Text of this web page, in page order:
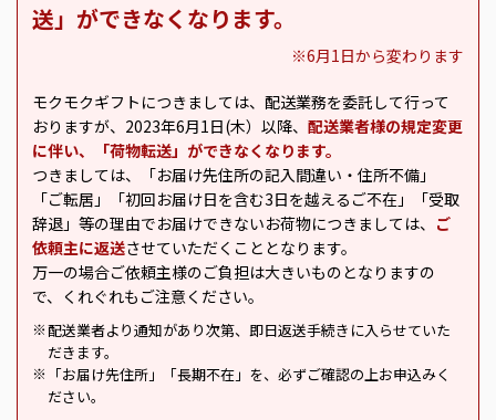
送」ができなくなります。
※6月1日から変わります
モクモクギフトにつきましては、配送業務を委託して行って
おりますが、2023年6月1日(木）以降、 配送業者様の規定変更
に伴い、「荷物転送」ができなくなります。
つきましては、「お届け先住所の記入間違い・住所不備」
「ご転居」「初回お届け日を含む3日を越えるご不在」「受取
辞退」等の理由でお届けできないお荷物につきましては、 ご
依頼主に返送させていただくこととなります。
万一の場合ご依頼主様のご負担は大きいものとなりますの
で、くれぐれもご注意ください。
※ 配送業者より通知があり次第、即日返送手続きに入らせていた
だきます。
※
「お届け先住所」「長期不在」を、必ずご確認の上お申込みく
ださい。